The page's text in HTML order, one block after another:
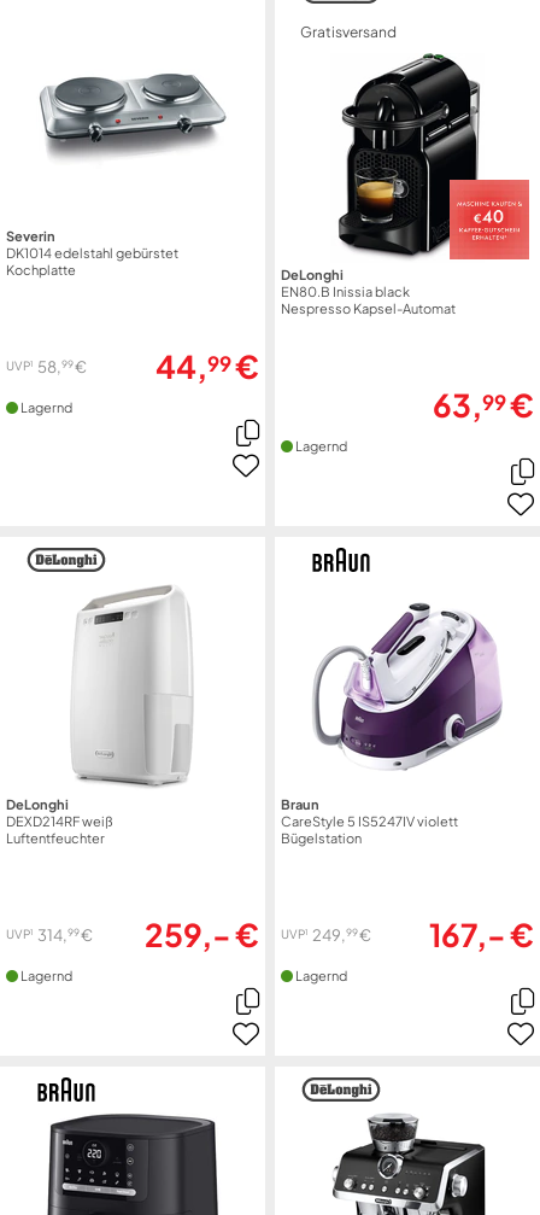
Severin
DK1014 edelstahl gebürstet
Kochplatte
UVP1 58,99€ 44,99€
Lagernd
Gratisversand
DeLonghi
EN80.B Inissia black
Nespresso Kapsel-Automat
63,99€
Lagernd
DeLonghi
DEXD214RF weiß
Luftentfeuchter
UVP1 314,99€ 259,- €
Lagernd
Braun
CareStyle 5 IS5247IV violett
Bügelstation
UVP1 249,99€ 167,- €
Lagernd